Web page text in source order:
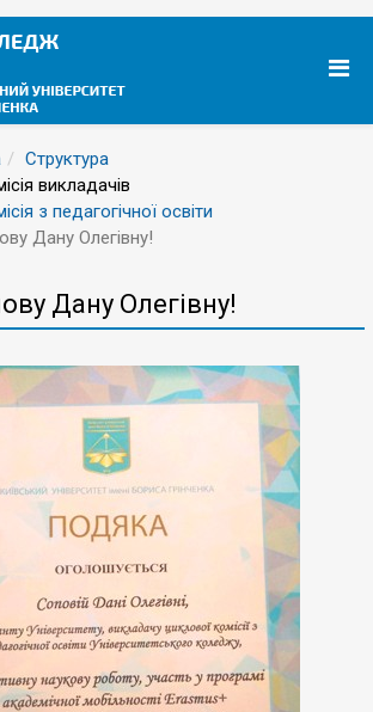
Структура
викладачів
з педагогічної освіти
Дану Олегівну!
Дану Олегівну!